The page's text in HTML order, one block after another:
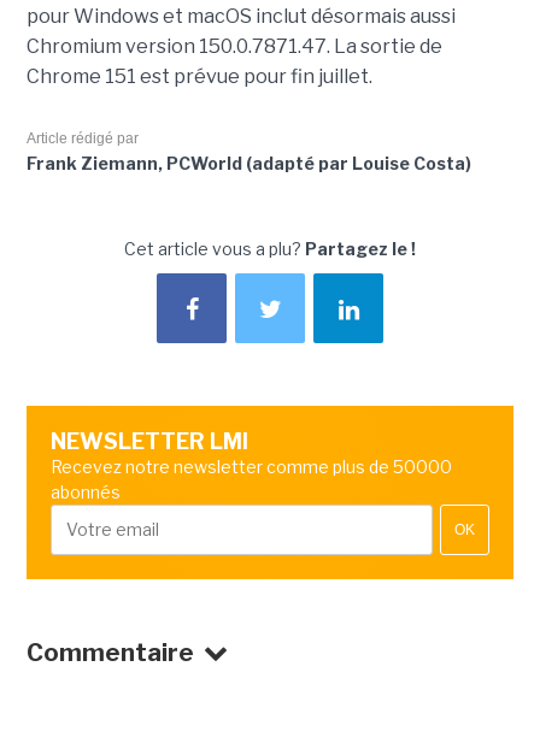
pour Windows et macOS inclut désormais aussi
Chromium version 150.0.7871.47. La sortie de
Chrome 151 est prévue pour fin juillet.
Article rédigé par
Frank Ziemann, PCWorld (adapté par Louise Costa)
Cet article vous a plu? Partagez le !
NEWSLETTER LMI
Recevez notre newsletter comme plus de 50000
abonnés
OK
Commentaire